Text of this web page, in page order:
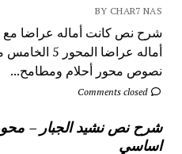
BY CHAR7 NAS
شرح نص كانت أماله عراضا مع
أماله عراضا
نصوص محور أحلام ومطامح...
Comments closed
شرح نص نشيد الجبار –
اساسي